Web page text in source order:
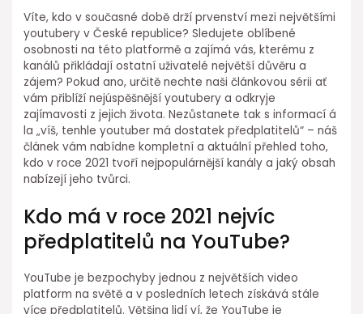
Víte, kdo v současné době drží prvenství mezi největšími
youtubery v České republice? Sledujete oblíbené
osobnosti na této platformě a zajímá vás, kterému z
kanálů přikládají ostatní uživatelé největší důvěru a
zájem? Pokud ano, určitě nechte naši článkovou sérii ať
vám přiblíží nejúspěšnější youtubery a odkryje
zajímavosti z jejich života. Nezůstanete tak s informací á
la „víš, tenhle youtuber má dostatek předplatitelů“ – náš
článek vám nabídne kompletní a aktuální přehled toho,
kdo v roce 2021 tvoří nejpopulárnější kanály a jaký obsah
nabízejí jeho tvůrci.
Kdo má v roce 2021 nejvíc
předplatitelů na YouTube?
YouTube je bezpochyby jednou z největších video
platform na světě a v posledních letech získává stále
více předplatitelů. Většina lidí ví, že YouTube je